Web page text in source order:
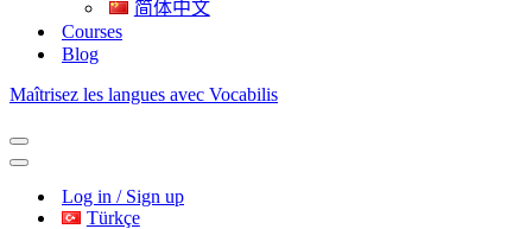
简体中文
Courses
Blog
Maîtrisez les langues avec Vocabilis
Dolaşım
menüsü
Dolaşım
menüsüLog in / Sign up
Türkçe